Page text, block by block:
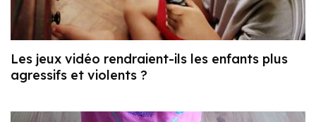
Les jeux vidéo rendraient-ils les enfants plus
agressifs et violents ?